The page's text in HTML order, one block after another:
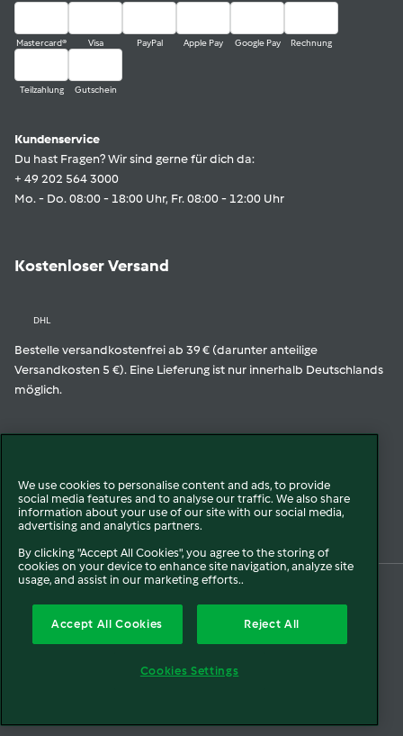
Mastercard® Visa PayPal Apple Pay Google Pay Rechnung
Teilzahlung Gutschein
Kundenservice
Du hast Fragen? Wir sind gerne für dich da:
+ 49 202 564 3000
Mo. - Do. 08:00 - 18:00 Uhr, Fr. 08:00 - 12:00 Uhr
Kostenloser Versand
DHL
Bestelle versandkostenfrei ab 39 € (darunter anteilige
Versandkosten 5 €). Eine Lieferung ist nur innerhalb Deutschlands
möglich.
Zur Echtheit der Bewertungen
We use cookies to personalise content and ads, to provide
social media features and to analyse our traffic. We also share
information about your use of our site with our social media,
advertising and analytics partners.
By clicking "Accept All Cookies", you agree to the storing of
cookies on your device to enhance site navigation, analyze site
usage, and assist in our marketing efforts..
Accept All Cookies Reject All
Cookies Settings